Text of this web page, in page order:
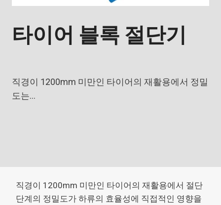
타이어 블록 절단기
직경이 1200mm 미만인 타이어의 재활용에서 정밀
도는…
직경이 1200mm 미만인 타이어의 재활용에서 절단
단계의 정밀도가 하류의 효율성에 직접적인 영향을